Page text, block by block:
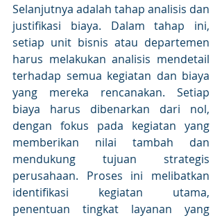
Selanjutnya adalah tahap analisis dan
justifikasi biaya. Dalam tahap ini,
setiap unit bisnis atau departemen
harus melakukan analisis mendetail
terhadap semua kegiatan dan biaya
yang mereka rencanakan. Setiap
biaya harus dibenarkan dari nol,
dengan fokus pada kegiatan yang
memberikan nilai tambah dan
mendukung tujuan strategis
perusahaan. Proses ini melibatkan
identifikasi kegiatan utama,
penentuan tingkat layanan yang